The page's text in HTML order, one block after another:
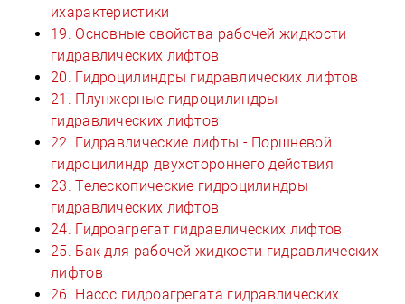
ихарактеристики
19. Основные свойства рабочей жидкости
гидравлических лифтов
20. Гидроцилиндры гидравлических лифтов
21. Плунжерные гидроцилиндры
гидравлических лифтов
22. Гидравлические лифты - Поршневой
гидроцилиндр двухстороннего действия
23. Телескопические гидроцилиндры
гидравлических лифтов
24. Гидроагрегат гидравлических лифтов
25. Бак для рабочей жидкости гидравлических
лифтов
26. Насос гидроагрегата гидравлических